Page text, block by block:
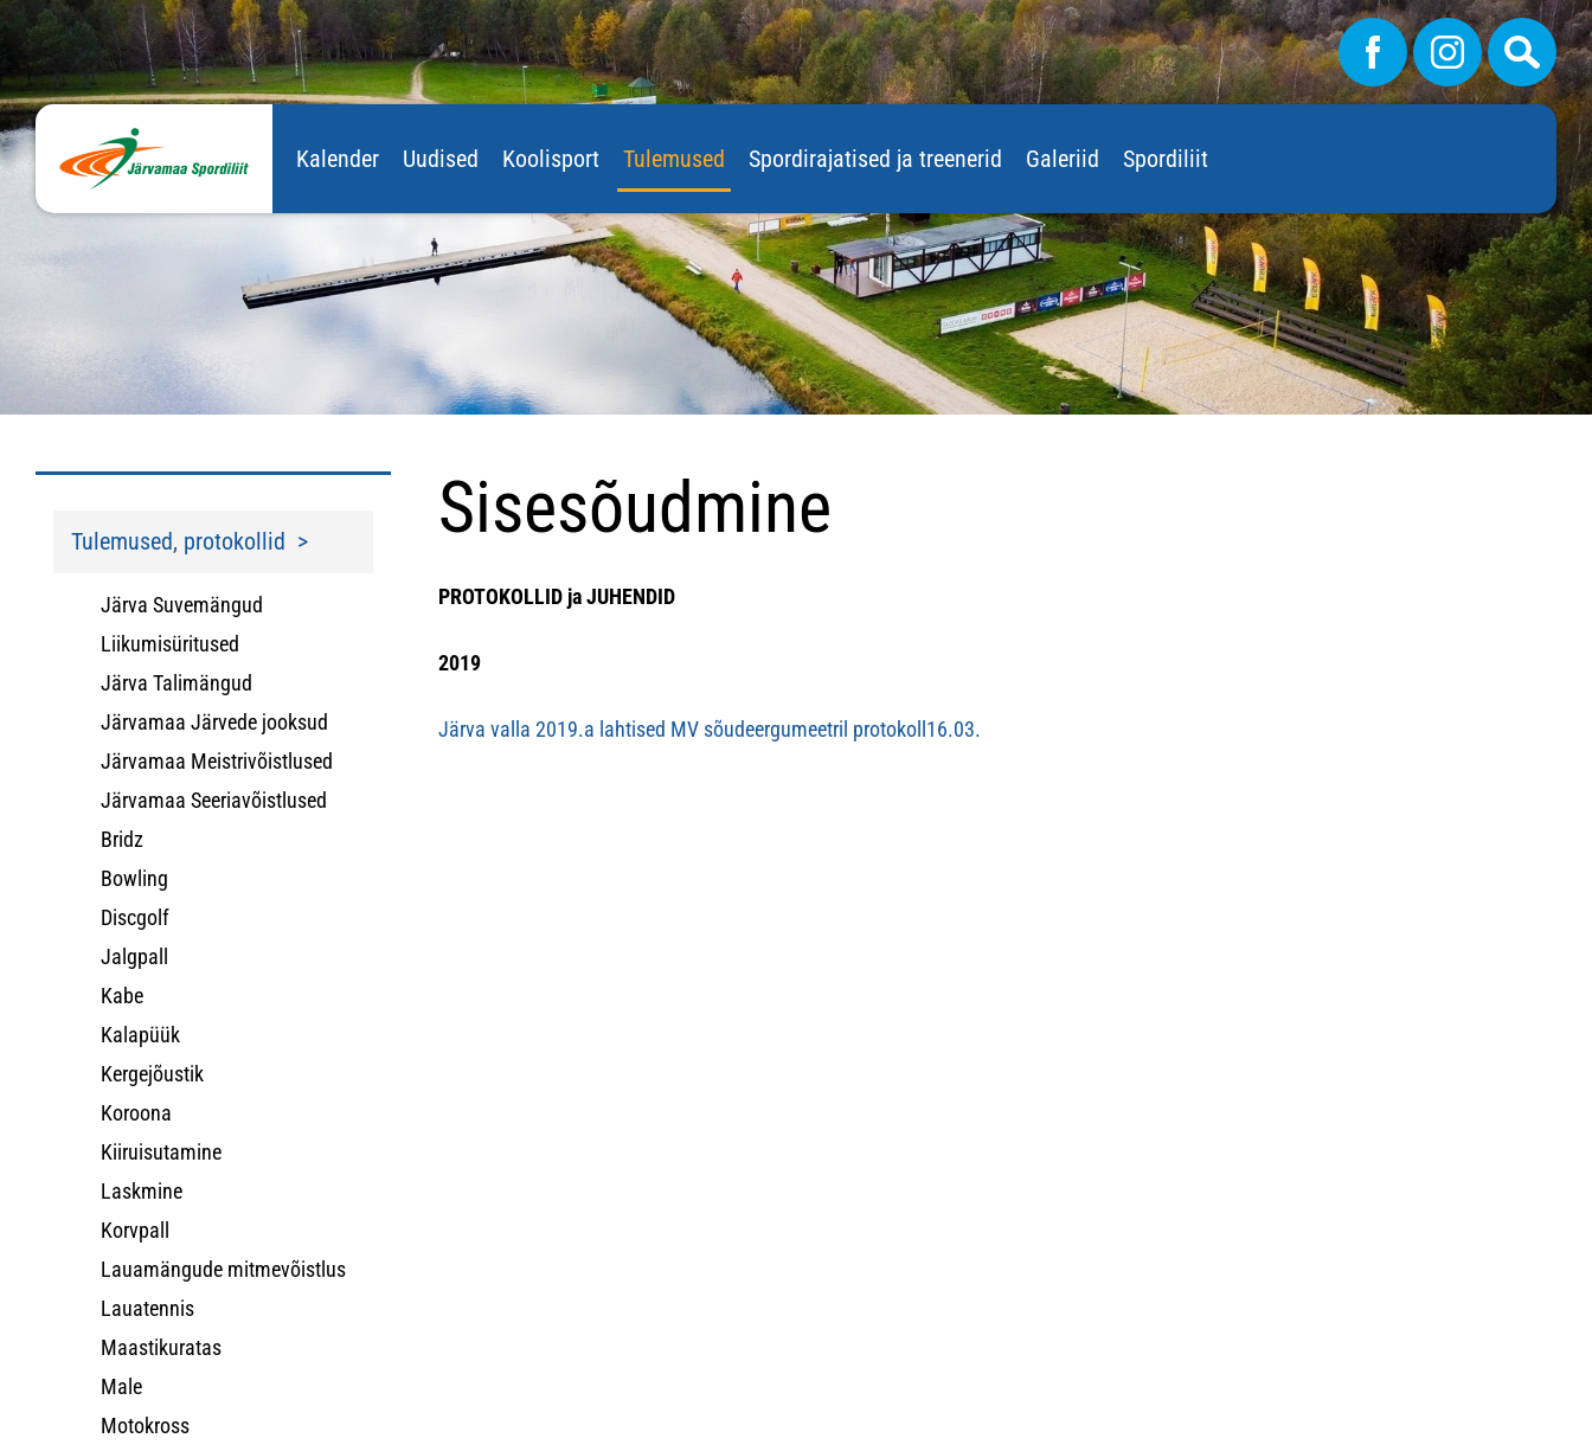
Kalender Uudised Koolisport Tulemused Spordirajatised ja treenerid Galeriid Spordiliit
Tulemused, protokollid
Järva Suvemängud
Liikumisüritused
Järva Talimängud
Järvamaa Järvede jooksud
Järvamaa Meistrivõistlused
Järvamaa Seeriavõistlused
Bridz
Bowling
Discgolf
Jalgpall
Kabe
Kalapüük
Kergejõustik
Koroona
Kiiruisutamine
Laskmine
Korvpall
Lauamängude mitmevõistlus
Lauatennis
Maastikuratas
Male
Motokross
Sisesõudmine
PROTOKOLLID ja JUHENDID
2019
Järva valla 2019.a lahtised MV sõudeergumeetril protokoll16.03.